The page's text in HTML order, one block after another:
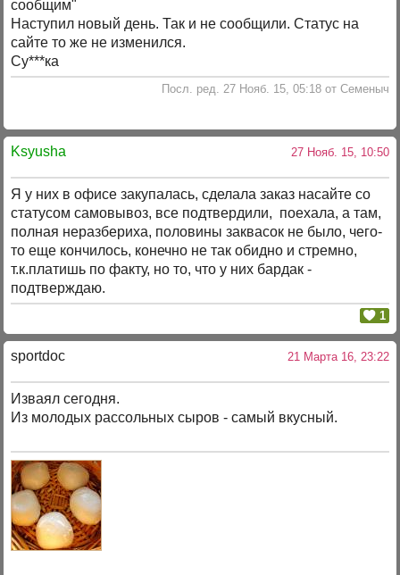
сообщим"
Наступил новый день. Так и не сообщили. Статус на
сайте то же не изменился.
Су***ка
Посл. ред. 27 Нояб. 15, 05:18 от Семеныч
Ksyusha 27 Нояб. 15, 10:50
Я у них в офисе закупалась, сделала заказ насайте со
статусом самовывоз, все подтвердили, поехала, а там,
полная неразбериха, половины заквасок не было, чего-
то еще кончилось, конечно не так обидно и стремно,
т.к.платишь по факту, но то, что у них бардак -
подтверждаю.
1
sportdoc 21 Марта 16, 23:22
Изваял сегодня.
Из молодых рассольных сыров - самый вкусный.